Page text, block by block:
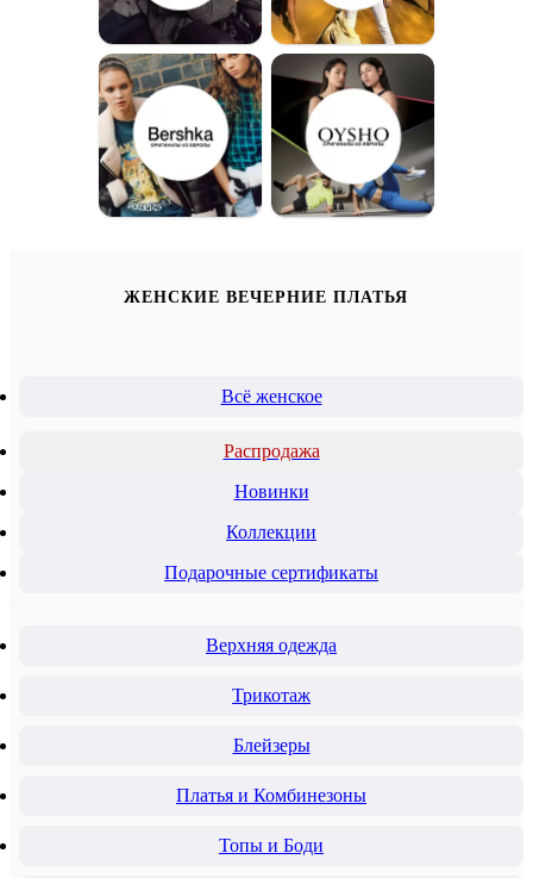
ЖЕНСКИЕ ВЕЧЕРНИЕ ПЛАТЬЯ
Всё женское
Распродажа
Новинки
Коллекции
Подарочные сертификаты
Верхняя одежда
Трикотаж
Блейзеры
Платья и Комбинезоны
Топы и Боди